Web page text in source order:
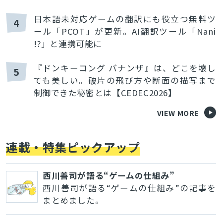
4
日本語未対応ゲームの翻訳にも役立つ無料ツ
ール「PCOT」が更新。AI翻訳ツール「Nani
!?」と連携可能に
5
『ドンキーコング バナンザ』は、どこを壊し
ても美しい。破片の飛び方や断面の描写まで
制御できた秘密とは【CEDEC2026】
VIEW MORE
連載・特集ピックアップ
西川善司が語る“ゲームの仕組み”
西川善司が語る“ゲームの仕組み”の記事を
まとめました。